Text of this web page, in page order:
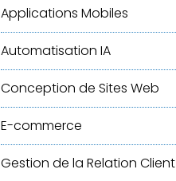
Applications Mobiles
Automatisation IA
Conception de Sites Web
E-commerce
Gestion de la Relation Client